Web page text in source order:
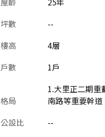
坪數
--
樓高
4層
戶數
1戶
格局
1.大里正二期重
南路等重要幹道
公設比
--